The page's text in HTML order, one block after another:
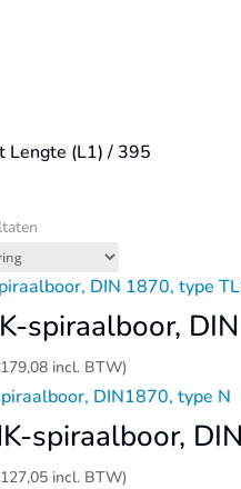
Lengte (L1) / 395
spiraalboor,
179,08 incl. BTW)
spiraalboor,
127,05 incl. BTW)